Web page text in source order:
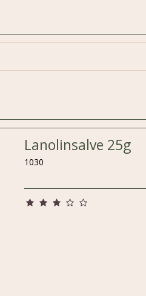
Lanolinsalve 25g
1030